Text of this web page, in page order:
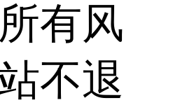
有风
不退